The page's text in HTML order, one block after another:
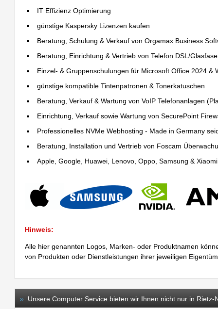
IT Effizienz Optimierung
günstige Kaspersky Lizenzen kaufen
Beratung, Schulung & Verkauf von Orgamax Business
Beratung, Einrichtung & Vertrieb von Telefon DSL/
Einzel- & Gruppenschulungen für Microsoft Office 2024 &
günstige kompatible Tintenpatronen & Tonerkatuschen
Beratung, Verkauf & Wartung von VoIP Telefonanlagen
Einrichtung, Verkauf sowie Wartung von SecurePoint
Professionelles NVMe Webhosting - Made in Germany
Beratung, Installation und Vertrieb von Foscam
Apple, Google, Huawei, Lenovo, Oppo, Samsung &
Hinweis:
Alle hier genannten Logos, Marken- oder Produktnamen
von Produkten oder Dienstleistungen ihrer jeweiligen
» Unsere Computer Service bieten wir Ihnen nicht nur in Rietz-